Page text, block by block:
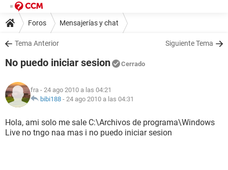
Foros Mensajerías y chat
Tema Anterior Siguiente Tema
No puedo iniciar sesion Cerrado
fra - 24 ago 2010 a las 04:21
bibi188 - 24 ago 2010 a las 04:31
Hola, ami solo me sale C:\Archivos de programa\Windows
Live no tngo naa mas i no puedo iniciar sesion